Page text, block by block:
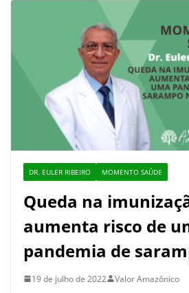
DR. EULER RIBEIRO MOMENTO SAÚDE
Queda na
aumenta risco de
pandemia de
19 de julho de 2022 Valor Amazônico